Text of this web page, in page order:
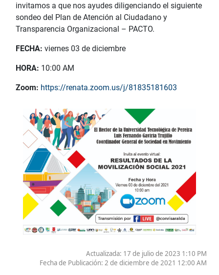
invitamos a que nos ayudes diligenciando el siguiente
sondeo del Plan de Atención al Ciudadano y
Transparencia Organizacional – PACTO.
FECHA: viernes 03 de diciembre
HORA: 10:00 AM
Zoom: https://renata.zoom.us/j/81835181603
Actualizada: 17 de julio de 2023 1:10 PM
Fecha de Publicación: 2 de diciembre de 2021 12:00 AM